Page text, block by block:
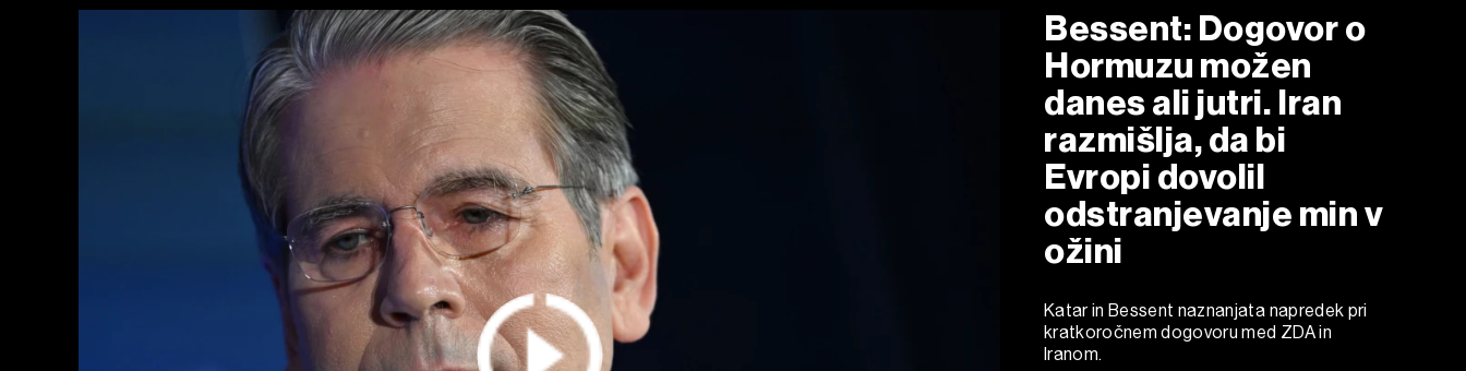
Bessent: Dogovor o
Hormuzu možen
danes ali jutri. Iran
razmišlja, da bi
Evropi dovolil
odstranjevanje min v
ožini
Katar in Bessent naznanjata napredek pri
kratkoročnem dogovoru med ZDA in
Iranom.